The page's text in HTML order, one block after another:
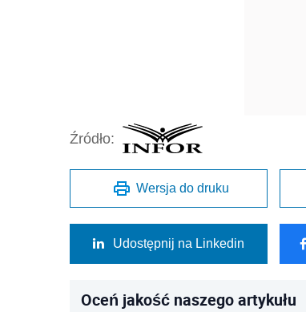
Źródło:
Wersja do druku
Udostępnij na Linkedin
Oceń jakość naszego artykułu